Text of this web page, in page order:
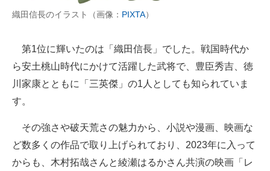
織田信長のイラスト（画像： PIXTA）
第1位に輝いたのは「織田信長」でした。戦国時代か
ら安土桃山時代にかけて活躍した武将で、豊臣秀吉、徳
川家康とともに「三英傑」の1人としても知られていま
す。
その強さや破天荒さの魅力から、小説や漫画、映画な
ど数多くの作品で取り上げられており、2023年に入って
からも、木村拓哉さんと綾瀬はるかさん共演の映画「レ